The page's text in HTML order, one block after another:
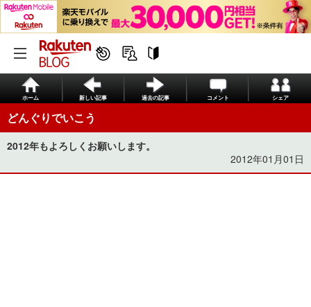
ホーム 新しい記事 過去の記事 コメント シェア
どんぐりでいこう
2012年もよろしくお願いします。
2012年01月01日